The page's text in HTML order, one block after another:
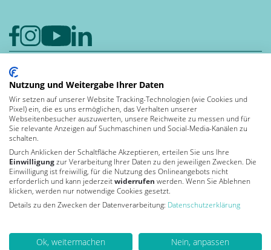
Leben und
arbeiten in der
4,6
Bewerten auch Sie uns bei Google
Von Kununu ausgezeichnet
als Top Arbeitgeber 2026
Nutzung und Weitergabe Ihrer Daten
Wir setzen auf unserer Website Tracking-Technologien (wie Cookies und
Pixel) ein, die es uns ermöglichen, das Verhalten unserer
Webseitenbesucher auszuwerten, unsere Reichweite zu messen und für
Sie relevante Anzeigen auf Suchmaschinen und Social-Media-Kanälen zu
schalten.
Durch Anklicken der Schaltfläche Akzeptieren, erteilen Sie uns Ihre
Einwilligungzur Verarbeitung Ihrer Daten zu den jeweiligen Zwecken. Die
Einwilligung ist freiwillig, für die Nutzung des Onlineangebots nicht
erforderlich und kann jederzeitwiderrufen werden. Wenn Sie Ablehnen
klicken, werden nur notwendige Cookies gesetzt.
Details zu den Zwecken der Datenverarbeitung: Datenschutzerklärung
Ok, weitermachen Nein, anpassen